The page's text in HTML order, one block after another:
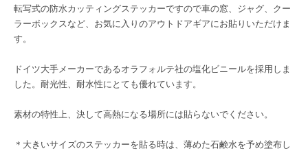
転写式の防水カッティングステッカーですので車の窓、ジャグ、クー
ラーボックスなど、お気に入りのアウトドアギアにお貼りいただけま
す。
ドイツ大手メーカーであるオラフォルテ社の塩化ビニールを採用しま
した。耐光性、耐水性にとても優れています。
素材の特性上、決して高熱になる場所には貼らないでください。
＊大きいサイズのステッカーを貼る時は、薄めた石鹸水を予め塗布し